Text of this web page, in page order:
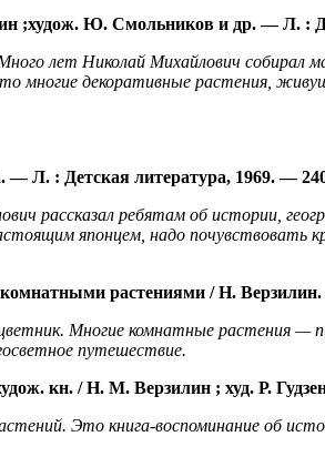
;худож. Ю. Смольников и др. —Л. :
лет Николай Михайлович собирал
многие декоративные растения,
—Л. : Детская литература, 1969. —
рассказал ребятам об истории,
японцем, надо почувствовать
комнатными растениями / Н.
Многие комнатные растения —
путешествие.
. кн. / Н. М. Верзилин ; худ. Р.
Это книга-воспоминание об